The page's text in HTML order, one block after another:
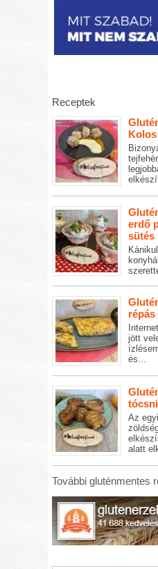
Receptek
erdő
sütés
jött
és...
tócsni
Az
alatt
További gluténmentes